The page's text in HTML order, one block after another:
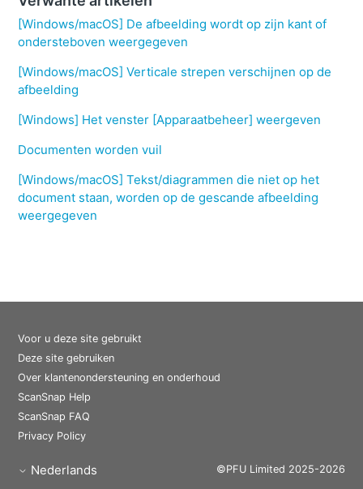
[Windows/macOS] De afbeelding wordt op zijn kant of
ondersteboven weergegeven
[Windows/macOS] Verticale strepen verschijnen op de
afbeelding
[Windows] Het venster [Apparaatbeheer] weergeven
Documenten worden vuil
[Windows/macOS] Tekst/diagrammen die niet op het
document staan, worden op de gescande afbeelding
weergegeven
Voor u deze site gebruikt
Deze site gebruiken
Over klantenondersteuning en onderhoud
ScanSnap Help
ScanSnap FAQ
Privacy Policy
Nederlands ©PFU Limited 2025-2026